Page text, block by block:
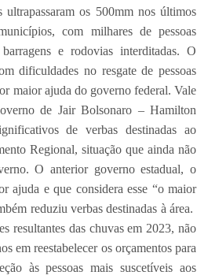
os 500mm nos últimos
com milhares de pessoas
e rodovias interditadas. O
dificuldades no resgate de pessoas
maior ajuda do governo federal. Vale
de Jair Bolsonaro – Hamilton
de verbas destinadas ao
Regional, situação que ainda não
O anterior governo estadual, o
ajuda e que considera esse “o maior
reduziu verbas destinadas à área.
resultantes das chuvas em 2023, não
em reestabelecer os orçamentos para
às pessoas mais suscetíveis aos